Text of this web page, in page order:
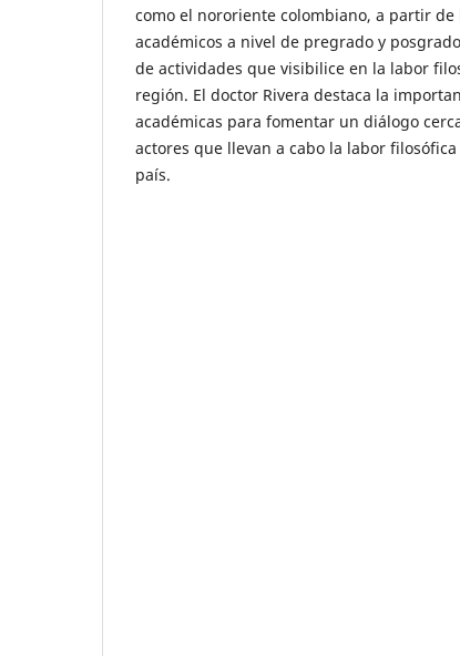
como el nororiente colombiano, a partir
académicos a nivel de pregrado y
de actividades que visibilice en la labor
región. El doctor Rivera destaca la
académicas para fomentar un diálogo
actores que llevan a cabo la labor
país.